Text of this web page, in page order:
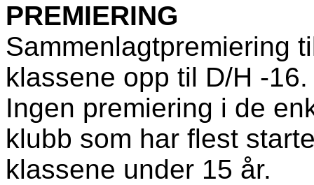
PREMIERING
Sammenlagtpremiering
klassene opp til D/H -16.
Ingen premiering i de
klubb som har flest
klassene under 15 år.